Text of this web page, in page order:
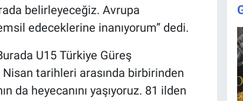
belirleyeceğiz. Avrupa
edeceklerine inanıyorum” dedi.
U15 Türkiye Güreş
tarihleri arasında birbirinden
da heyecanını yaşıyoruz. 81 ilden